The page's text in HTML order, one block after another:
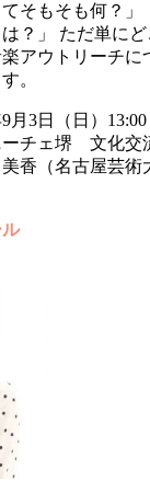
てそもそも何？
？」 ただ単に
アウトリーチに
。
3日（日）13:00
チェ堺 文化交
（名古屋芸術